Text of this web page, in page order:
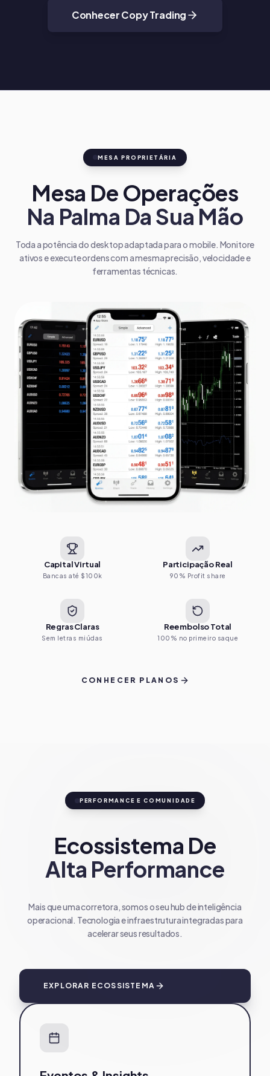
Conhecer Copy Trading
MESA PROPRIETÁRIA
Mesa De Operações
Na Palma Da Sua Mão
Toda a potência do desktop adaptada para o mobile. Monitore
ativos e execute ordens com a mesma precisão, velocidade e
ferramentas técnicas.
Capital Virtual
Bancas até $100k
Participação Real
90% Profit share
Regras Claras
Sem letras miúdas
Reembolso Total
100% no primeiro saque
CONHECER PLANOS
PERFORMANCE E COMUNIDADE
Ecossistema De
Alta Performance
Mais que uma corretora, somos o seu hub de inteligência
operacional. Tecnologia e infraestrutura integradas para
acelerar seus resultados.
EXPLORAR ECOSSISTEMA